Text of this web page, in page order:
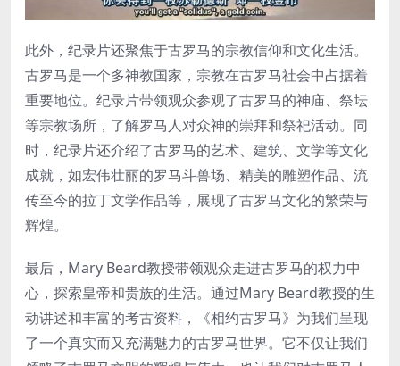
此外，纪录片还聚焦于古罗马的宗教信仰和文化生活。
古罗马是一个多神教国家，宗教在古罗马社会中占据着
重要地位。纪录片带领观众参观了古罗马的神庙、祭坛
等宗教场所，了解罗马人对众神的崇拜和祭祀活动。同
时，纪录片还介绍了古罗马的艺术、建筑、文学等文化
成就，如宏伟壮丽的罗马斗兽场、精美的雕塑作品、流
传至今的拉丁文学作品等，展现了古罗马文化的繁荣与
辉煌。
最后，Mary Beard教授带领观众走进古罗马的权力中
心，探索皇帝和贵族的生活。通过Mary Beard教授的生
动讲述和丰富的考古资料，《相约古罗马》为我们呈现
了一个真实而又充满魅力的古罗马世界。它不仅让我们